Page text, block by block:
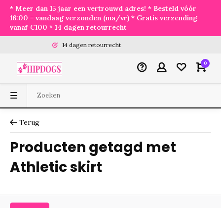
* Meer dan 15 jaar een vertrouwd adres! * Besteld vóór
16:00 = vandaag verzonden (ma/vr) * Gratis verzending
vanaf €100 * 14 dagen retourrecht
14 dagen retourrecht
0
Terug
Producten getagd met
Athletic skirt